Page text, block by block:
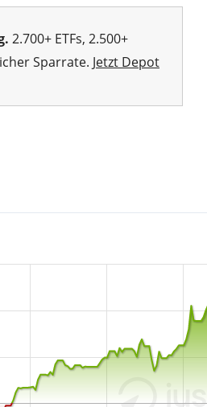
2.700+ ETFs, 2.500+
Sparrate. Jetzt Depot